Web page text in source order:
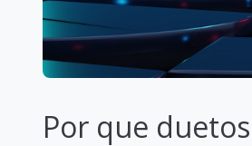
Por que